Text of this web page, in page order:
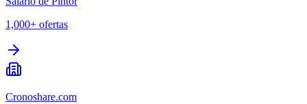
1,000+ ofertas
Cronoshare.com